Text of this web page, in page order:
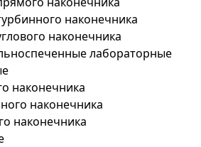
наконечника
наконечника
лабораторные
наконечника
наконечника
наконечника